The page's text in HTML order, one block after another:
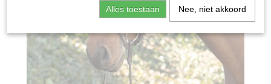
Alles toestaan Nee, niet akkoord